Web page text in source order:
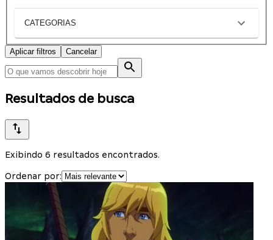
CATEGORIAS
Aplicar filtros Cancelar
Resultados de busca
Exibindo 6 resultados encontrados.
Ordenar por: